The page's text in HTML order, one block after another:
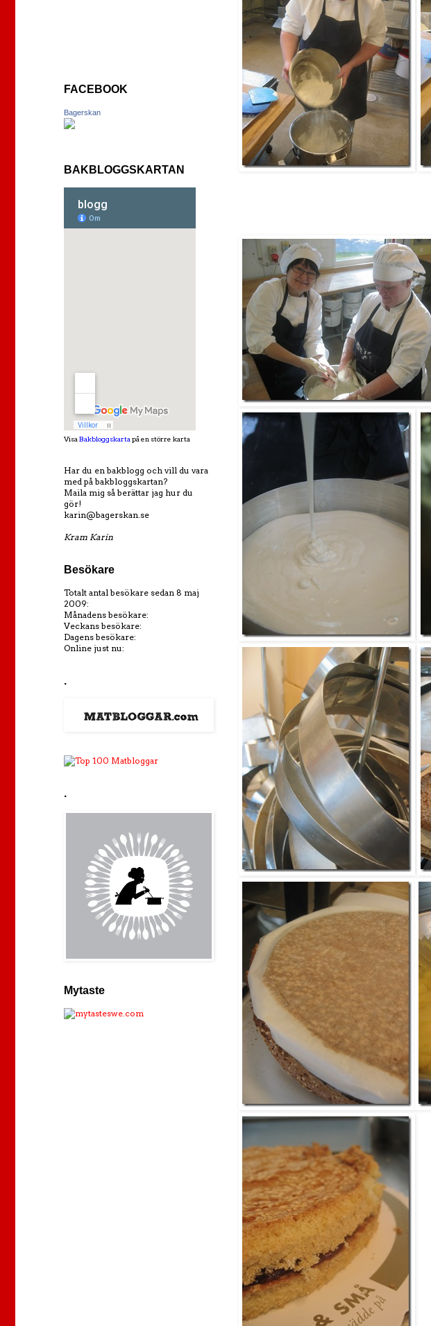
FACEBOOK
Bagerskan
BAKBLOGGSKARTAN
Visa Bakbloggskarta på en större karta
Har du en bakblogg och vill du vara
med på bakbloggskartan?
Maila mig så berättar jag hur du
gör!
karin@bagerskan.se
Kram Karin
Besökare
Totalt antal besökare sedan 8 maj
2009:
Månadens besökare:
Veckans besökare:
Dagens besökare:
Online just nu:
.
.
Mytaste